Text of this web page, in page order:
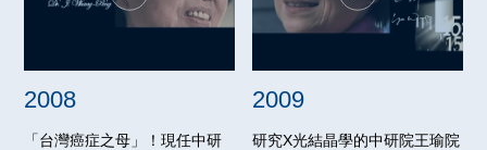
2008
「台灣癌症之母」！現任中研
2009
研究X光結晶學的中研院王瑜院